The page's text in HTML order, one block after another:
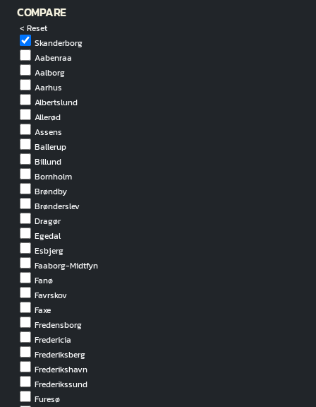
COMPARE
< Reset
Skanderborg
Aabenraa
Aalborg
Aarhus
Albertslund
Allerød
Assens
Ballerup
Billund
Bornholm
Brøndby
Brønderslev
Dragør
Egedal
Esbjerg
Faaborg-Midtfyn
Fanø
Favrskov
Faxe
Fredensborg
Fredericia
Frederiksberg
Frederikshavn
Frederikssund
Furesø